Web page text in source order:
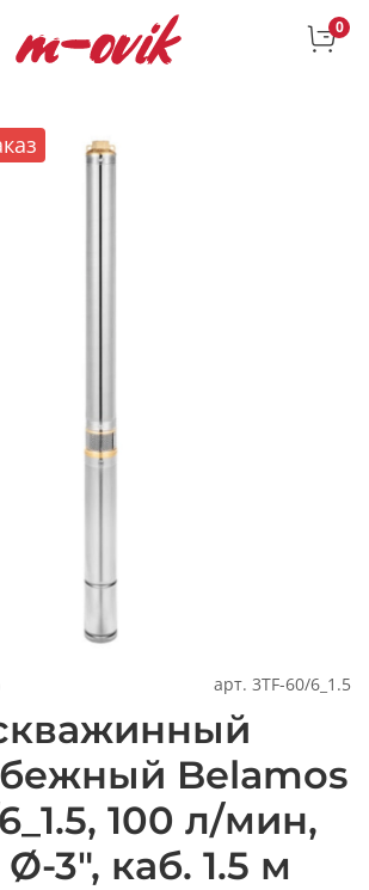
0
арт. 3TF-60/6_1.5
Belamos
100 л/мин,
3", каб. 1.5 м